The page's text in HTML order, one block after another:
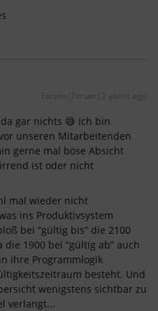
Forum|Forum|2 years ago
gar nichts 😅 Ich bin
unseren Mitarbeitenden
gerne mal böse Absicht
ist oder nicht
mal wieder nicht
ins Produktivsystem
bei “gültig bis” die 2100
1900 bei “gültig ab” auch
ihre Programmlogik
besteht. Und
wenigstens sichtbar zu
verlangt...